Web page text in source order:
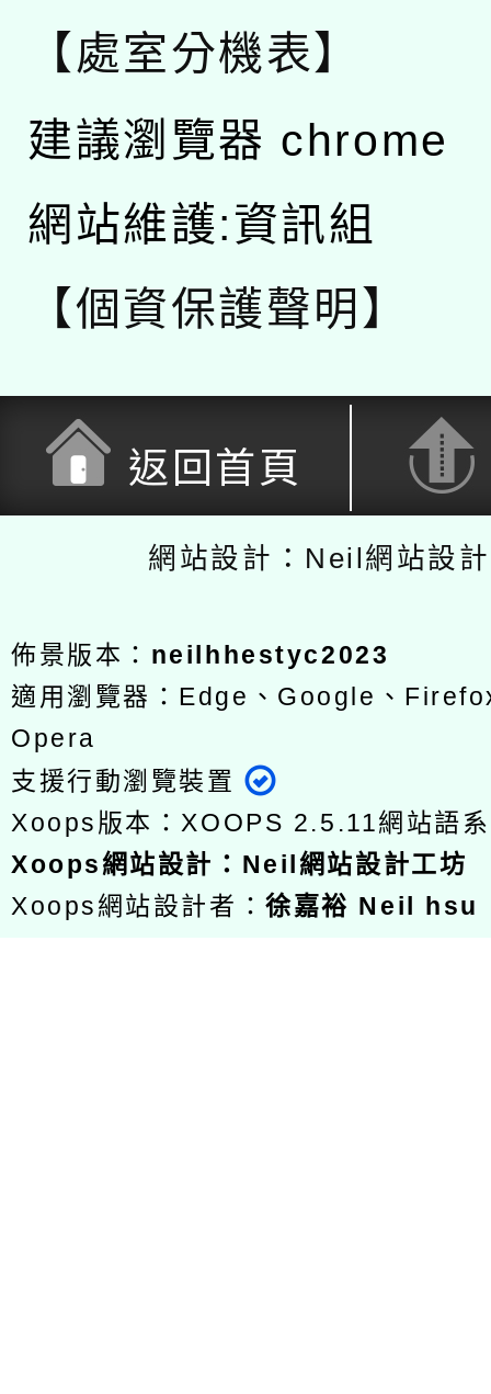
【處室分機表】
建議瀏覽器 chrome
網站維護:資訊組
【個資保護聲明】
返回首頁
網站設計：Neil網站設
佈景版本： neilhhestyc2023
適用瀏覽器：Edge、Google、
Opera
支援行動瀏覽裝置
Xoops版本：XOOPS 2.5.11網站語
Xoops網站設計 ： Neil網站設計工坊
Xoops網站設計者：徐嘉裕 Neil hsu